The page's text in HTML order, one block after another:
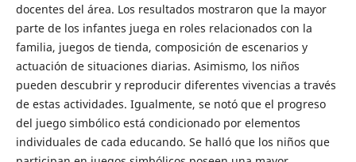
docentes del área. Los resultados mostraron que la mayor
parte de los infantes juega en roles relacionados con la
familia, juegos de tienda, composición de escenarios y
actuación de situaciones diarias. Asimismo, los niños
pueden descubrir y reproducir diferentes vivencias a través
de estas actividades. Igualmente, se notó que el progreso
del juego simbólico está condicionado por elementos
individuales de cada educando. Se halló que los niños que